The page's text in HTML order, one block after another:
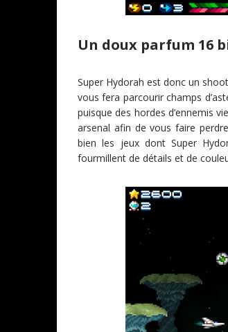
Un doux parfum 16
Super Hydorah est donc un
vous fera parcourir champs
puisque des hordes d’ennemis
arsenal afin de vous faire
bien les jeux dont Super
fourmillent de détails et de